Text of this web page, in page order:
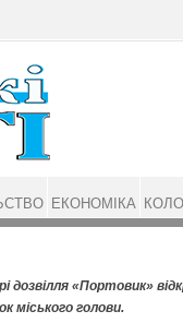
дозвілля «Портовик»
міського голови.
ЕКОНОМІКА